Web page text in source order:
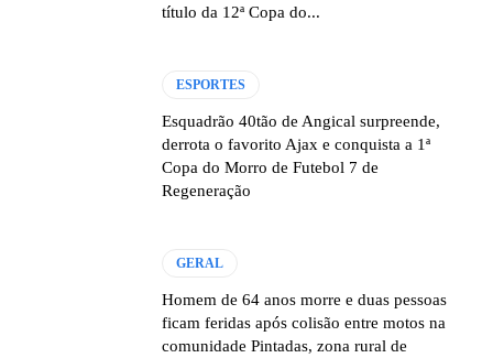
título da 12ª Copa do...
ESPORTES
Esquadrão 40tão de Angical surpreende,
derrota o favorito Ajax e conquista a 1ª
Copa do Morro de Futebol 7 de
Regeneração
GERAL
Homem de 64 anos morre e duas pessoas
ficam feridas após colisão entre motos na
comunidade Pintadas, zona rural de